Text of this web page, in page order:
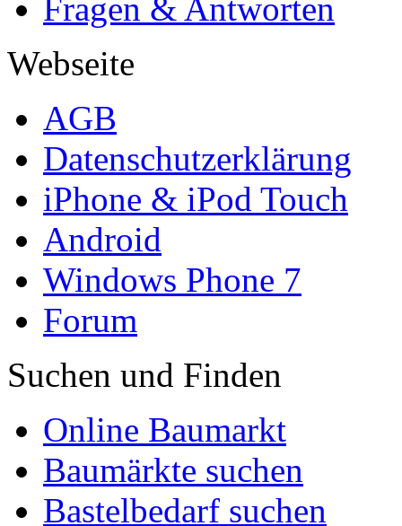
Fragen & Antworten
Webseite
AGB
Datenschutzerklärung
iPhone & iPod Touch
Android
Windows Phone 7
Forum
Suchen und Finden
Online Baumarkt
Baumärkte suchen
Bastelbedarf suchen